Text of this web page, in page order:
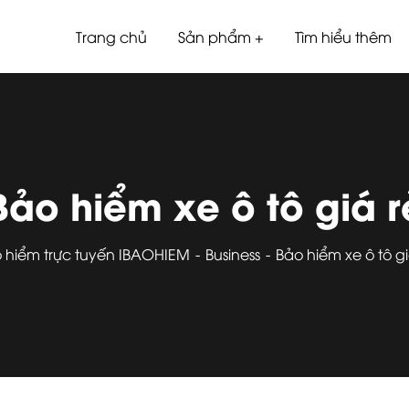
Trang chủ Sản phẩm Tìm hiểu thêm
hiểm xe ô tô giá
hiểm trực tuyến IBAOHIEM Business Bảo hiểm xe ô tô